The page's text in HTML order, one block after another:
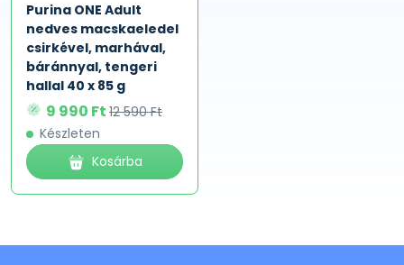
Purina ONE Adult
nedves macskaeledel
csirkével, marhával,
báránnyal, tengeri
hallal 40 x 85 g
9 990 Ft 12 590 Ft
Készleten
Kosárba